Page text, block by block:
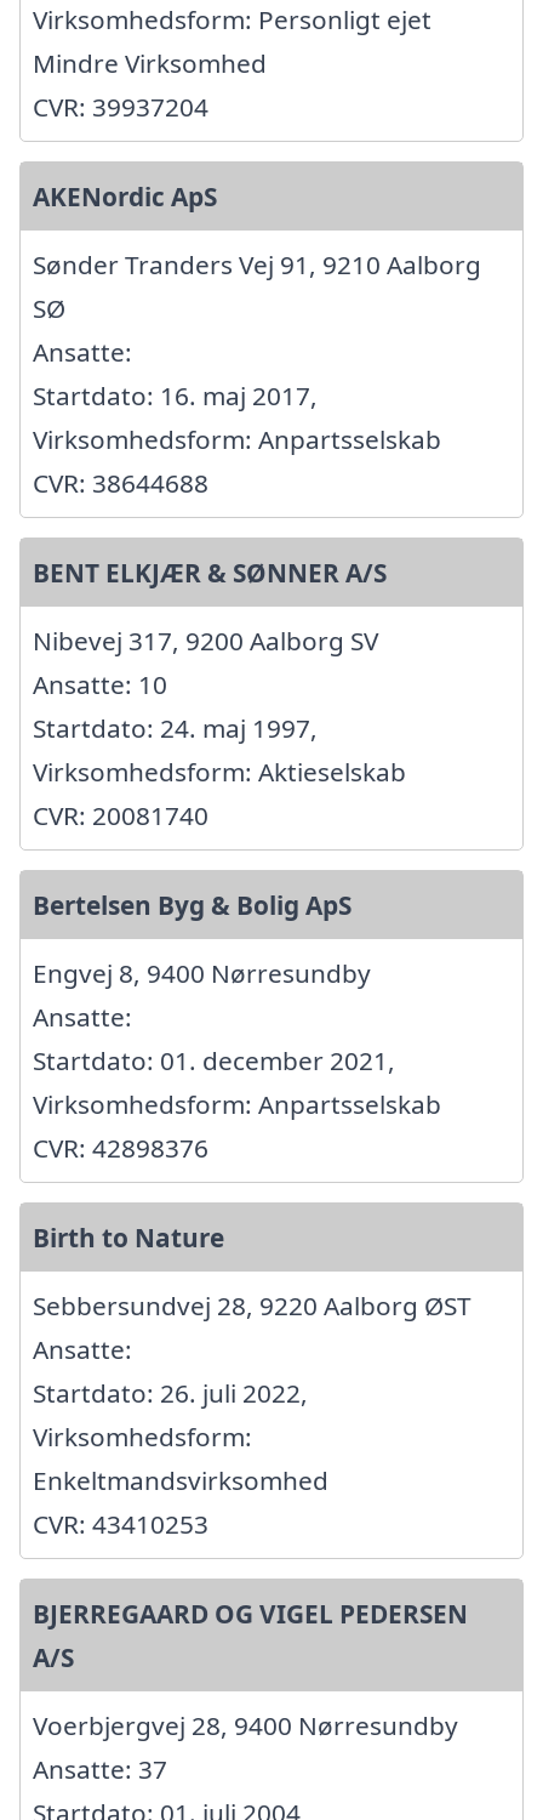
Virksomhedsform: Personligt ejet
Mindre Virksomhed
CVR: 39937204
AKENordic ApS
Sønder Tranders Vej 91, 9210 Aalborg
SØ
Ansatte:
Startdato: 16. maj 2017,
Virksomhedsform: Anpartsselskab
CVR: 38644688
BENT ELKJÆR & SØNNER A/S
Nibevej 317, 9200 Aalborg SV
Ansatte: 10
Startdato: 24. maj 1997,
Virksomhedsform: Aktieselskab
CVR: 20081740
Bertelsen Byg & Bolig ApS
Engvej 8, 9400 Nørresundby
Ansatte:
Startdato: 01. december 2021,
Virksomhedsform: Anpartsselskab
CVR: 42898376
Birth to Nature
Sebbersundvej 28, 9220 Aalborg ØST
Ansatte:
Startdato: 26. juli 2022,
Virksomhedsform:
Enkeltmandsvirksomhed
CVR: 43410253
BJERREGAARD OG VIGEL PEDERSEN
A/S
Voerbjergvej 28, 9400 Nørresundby
Ansatte: 37
Startdato: 01. juli 2004,